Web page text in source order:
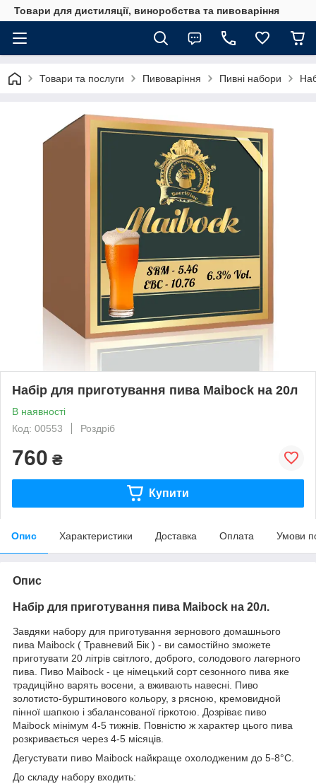
Товари для дистиляції, виноробства та пивоваріння
Товари та послуги Пивоваріння Пивні набори
Набір для приготування пива Maibock на 20л
В наявності
Код: 00553
Роздріб
760 ₴
Купити
Опис Характеристики Доставка Оплата Умови
Опис
Набір для приготування пива Maibock на 20л.
Завдяки набору для приготування зернового домашнього
пива Maibock ( Травневий Бік ) - ви самостійно зможете
приготувати 20 літрів світлого, доброго, солодового лагерного
пива. Пиво Maibock - це німецький сорт сезонного пива яке
традиційно варять восени, а вживають навесні. Пиво
золотисто-бурштинового кольору, з рясною, кремовидной
пінної шапкою і збалансованої гіркотою. Дозріває пиво
Maibock мінімум 4-5 тижнів. Повністю ж характер цього пива
розкривається через 4-5 місяців.
Дегустувати пиво Maibock найкраще охолодженим до 5-8°С.
До складу набору входить: